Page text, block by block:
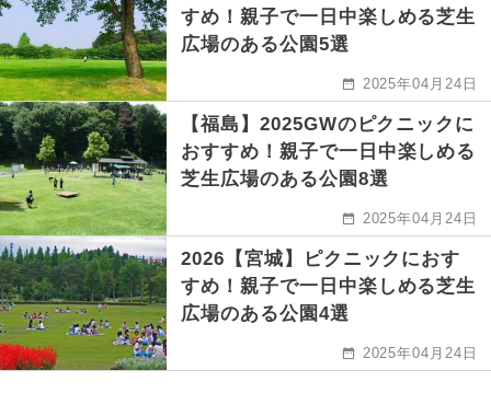
すめ！親子で一日中楽しめる芝生
広場のある公園5選
2025年04月24日
【福島】2025GWのピクニックに
おすすめ！親子で一日中楽しめる
芝生広場のある公園8選
2025年04月24日
2026【宮城】ピクニックにおす
すめ！親子で一日中楽しめる芝生
広場のある公園4選
2025年04月24日